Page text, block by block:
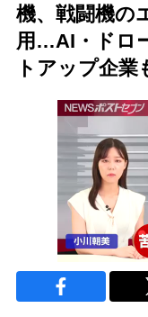
機、戦闘機の
用…AI・ドロ
トアップ企業